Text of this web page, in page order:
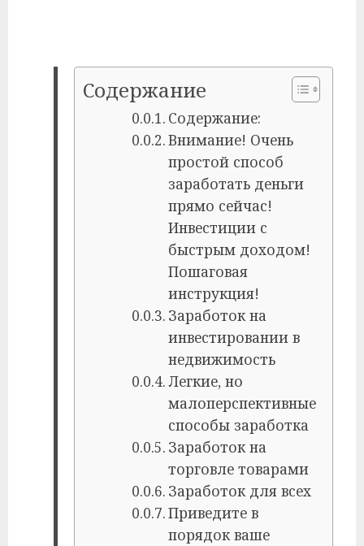
Содержание
Содержание:
Внимание! Очень
простой способ
заработать деньги
прямо сейчас!
Инвестиции с
быстрым доходом!
Пошаговая
инструкция!
Заработок на
инвестировании в
недвижимость
Легкие, но
малоперспективные
способы заработка
Заработок на
торговле товарами
Заработок для всех
Приведите в
порядок ваше